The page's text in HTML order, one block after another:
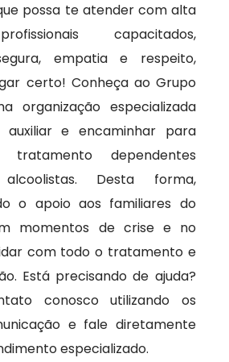
possa te atender com alta
capacitados,
empatia e respeito,
certo! Conheça ao Grupo
organização especializada
auxiliar e encaminhar para
dependentes
Desta forma,
o apoio aos familiares do
momentos de crise e no
com todo o tratamento e
Está precisando de ajuda?
conosco utilizando os
e fale diretamente
especializado.